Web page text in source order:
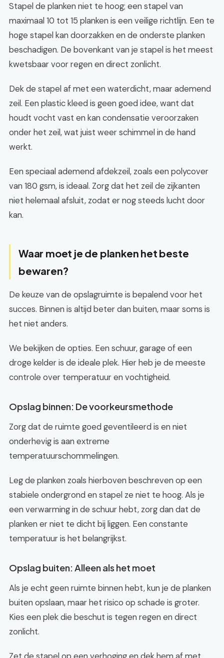
Stapel de planken niet te hoog; een stapel van
maximaal 10 tot 15 planken is een veilige richtlijn. Een te
hoge stapel kan doorzakken en de onderste planken
beschadigen. De bovenkant van je stapel is het meest
kwetsbaar voor regen en direct zonlicht.
Dek de stapel af met een waterdicht, maar ademend
zeil. Een plastic kleed is geen goed idee, want dat
houdt vocht vast en kan condensatie veroorzaken
onder het zeil, wat juist weer schimmel in de hand
werkt.
Een speciaal ademend afdekzeil, zoals een polycover
van 180 gsm, is ideaal. Zorg dat het zeil de zijkanten
niet helemaal afsluit, zodat er nog steeds lucht door
kan.
Waar moet je de planken het beste
bewaren?
De keuze van de opslagruimte is bepalend voor het
succes. Binnen is altijd beter dan buiten, maar soms is
het niet anders.
We bekijken de opties. Een schuur, garage of een
droge kelder is de ideale plek. Hier heb je de meeste
controle over temperatuur en vochtigheid.
Opslag binnen: De voorkeursmethode
Zorg dat de ruimte goed geventileerd is en niet
onderhevig is aan extreme
temperatuurschommelingen.
Leg de planken zoals hierboven beschreven op een
stabiele ondergrond en stapel ze niet te hoog. Als je
een verwarming in de schuur hebt, zorg dan dat de
planken er niet te dicht bij liggen. Een constante
temperatuur is het belangrijkst.
Opslag buiten: Alleen als het moet
Als je echt geen ruimte binnen hebt, kun je de planken
buiten opslaan, maar het risico op schade is groter.
Kies een plek die beschut is tegen regen en direct
zonlicht.